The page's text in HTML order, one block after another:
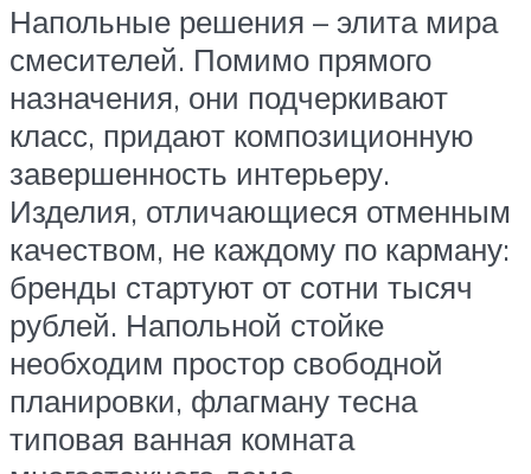
Напольные решения – элита мира
смесителей. Помимо прямого
назначения, они подчеркивают
класс, придают композиционную
завершенность интерьеру.
Изделия, отличающиеся отменным
качеством, не каждому по карману:
бренды стартуют от сотни тысяч
рублей. Напольной стойке
необходим простор свободной
планировки, флагману тесна
типовая ванная комната